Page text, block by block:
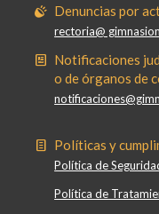
Denuncias por
rectoria@
Notificaciones
o de órganos de
Políticas y
Política de
Política de